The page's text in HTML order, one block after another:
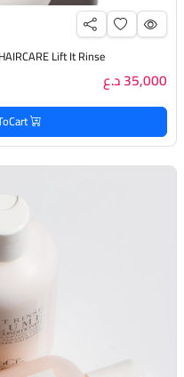
VOCÊ HAIRCARE Lift It Rinse فوتشي بلسم ليفت ات
35,000 د.ع
productList.addToCart